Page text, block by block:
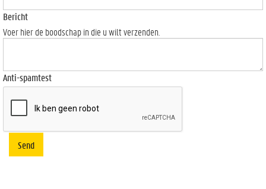
Bericht
Voer hier de boodschap in die u wilt verzenden.
Anti-spamtest
Send